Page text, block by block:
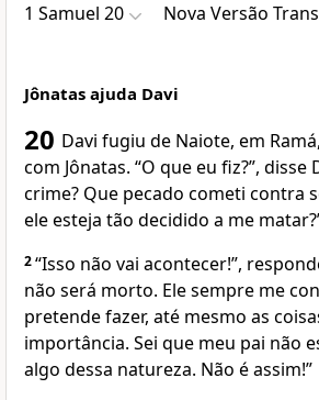
1 Samuel 20 Nova Versão
Jônatas ajuda Davi
20 Davi fugiu de Naiote, em
com Jônatas. “O que eu fiz?”, disse
crime? Que pecado cometi contra
ele esteja tão decidido a me
2“Isso não vai acontecer!”,
não será morto. Ele sempre me
pretende fazer, até mesmo as
importância. Sei que meu pai não
algo dessa natureza. Não é assim!”